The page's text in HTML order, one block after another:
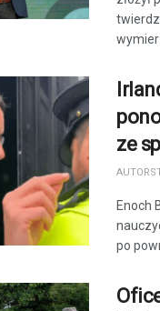
ze
Enoch
po